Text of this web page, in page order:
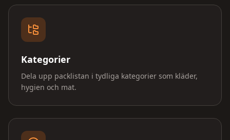
Kategorier
Dela upp packlistan i tydliga kategorier som kläder,
hygien och mat.